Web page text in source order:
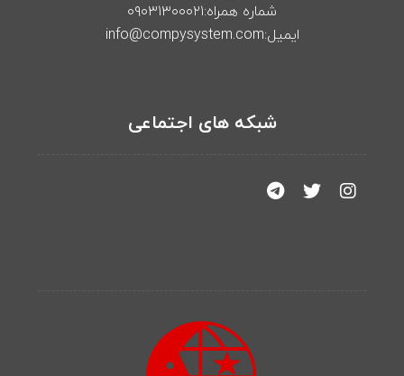
شماره همراه:۰۹۰۳۱۳۰۰۰۲۱
ایمیل:info@compysystem.com
شبکه های اجتماعی